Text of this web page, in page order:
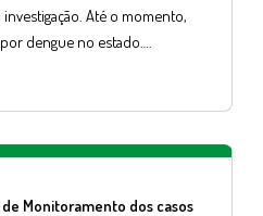
Até o momento,
dengue no estado….
Monitoramento dos casos